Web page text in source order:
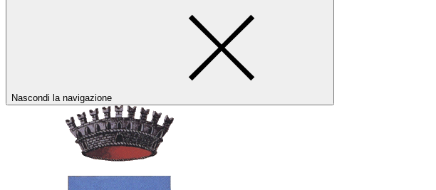
Nascondi la navigazione